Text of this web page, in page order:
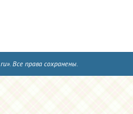
Все права сохранены.